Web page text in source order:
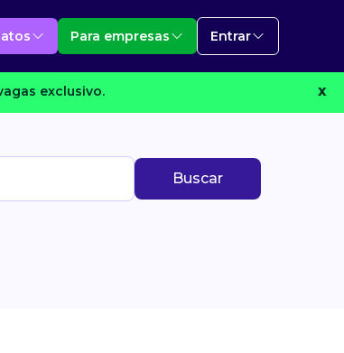
Para empresas Entrar
exclusivo. X
Buscar